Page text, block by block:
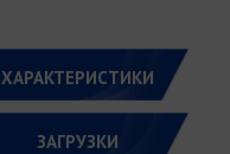
ХАРАКТЕРИСТИКИ
ЗАГРУЗКИ